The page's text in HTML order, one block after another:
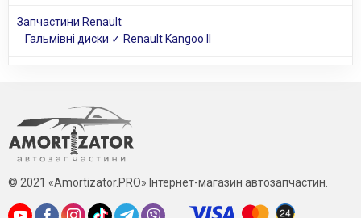
Запчастини Renault
Гальмівні диски ✓ Renault Kangoo II
© 2021 «Amortizator.PRO» Інтернет-магазин автозапчастин.